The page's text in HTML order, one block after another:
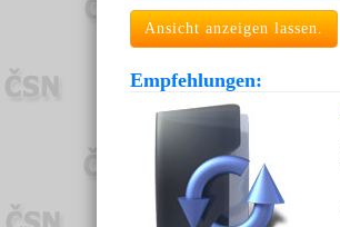
Ansicht anzeigen lassen.
Empfehlungen: